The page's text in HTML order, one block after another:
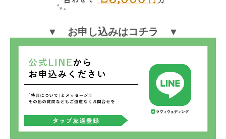
▼ お申し込みはコチラ ▼